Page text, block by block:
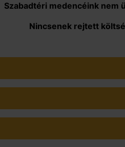
Szabadtéri medencéink nem
Nincsenek rejtett